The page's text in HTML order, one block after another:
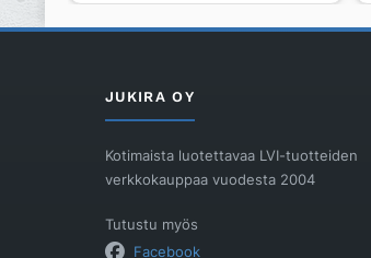
musta
JUKIRA OY
Kotimaista luotettavaa LVI-tuotteiden
verkkokauppaa vuodesta 2004
Tutustu myös
Facebook